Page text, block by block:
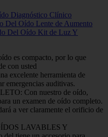
Diagnóstico Clínico
Del Oído Lente de Aumento
Del Oído Kit de Luz Y
es compacto, por lo que
con usted
excelente herramienta de
emergencias auditivas.
Con nuestro de oído,
un examen de oído completo.
a ver claramente el orificio de
LAVABLES Y